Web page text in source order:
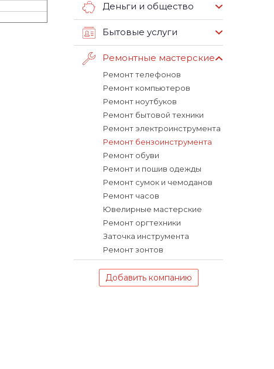
Деньги и общество
Бытовые услуги
Ремонтные мастерские
Ремонт телефонов
Ремонт компьютеров
Ремонт ноутбуков
Ремонт бытовой техники
Ремонт электроинструмента
Ремонт бензоинструмента
Ремонт обуви
Ремонт и пошив одежды
Ремонт сумок и чемоданов
Ремонт часов
Ювелирные мастерские
Ремонт оргтехники
Заточка инструмента
Ремонт зонтов
Добавить компанию